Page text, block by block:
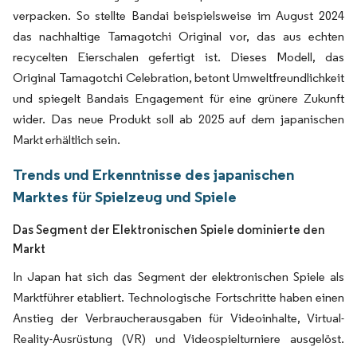
verpacken. So stellte Bandai beispielsweise im August 2024
das nachhaltige Tamagotchi Original vor, das aus echten
recycelten Eierschalen gefertigt ist. Dieses Modell, das
Original Tamagotchi Celebration, betont Umweltfreundlichkeit
und spiegelt Bandais Engagement für eine grünere Zukunft
wider. Das neue Produkt soll ab 2025 auf dem japanischen
Markt erhältlich sein.
Trends und Erkenntnisse des japanischen
Marktes für Spielzeug und Spiele
Das Segment der Elektronischen Spiele dominierte den
Markt
In Japan hat sich das Segment der elektronischen Spiele als
Marktführer etabliert. Technologische Fortschritte haben einen
Anstieg der Verbraucherausgaben für Videoinhalte, Virtual-
Reality-Ausrüstung (VR) und Videospielturniere ausgelöst.